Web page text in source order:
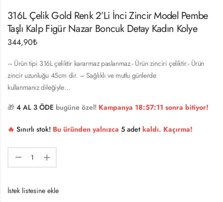
316L Çelik Gold Renk 2’Li İnci Zincir Model Pembe
Taşlı Kalp Figür Nazar Boncuk Detay Kadın Kolye
344,90₺
– Ürün tipi 316L çeliktir kararmaz paslanmaz.- Ürün zinciri çeliktir.- Ürün
zincir uzunluğu 45cm dir. – Sağlıklı ve mutlu günlerde
kullanmanız dileğiyle…
🎁 4 AL 3 ÖDE bugüne özel! Kampanya 18:57:11 sonra bitiyor!
🔥 Sınırlı stok! Bu üründen yalnızca 5 adet kaldı. Kaçırma!
İstek listesine ekle